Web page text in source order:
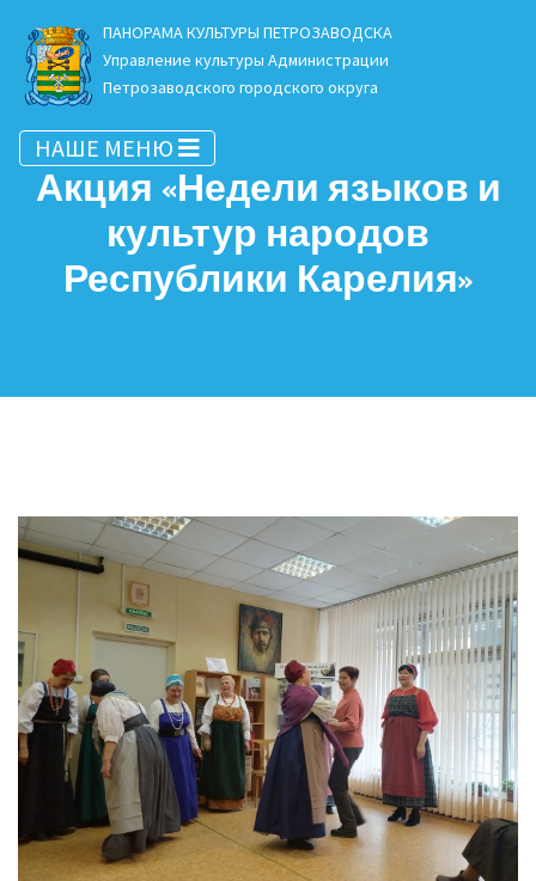
ПАНОРАМА КУЛЬТУРЫ ПЕТРОЗАВОДСКА
Управление культуры Администрации
Петрозаводского городского округа
НАШЕ МЕНЮ
Акция «Недели языков и
культур народов
Республики Карелия»